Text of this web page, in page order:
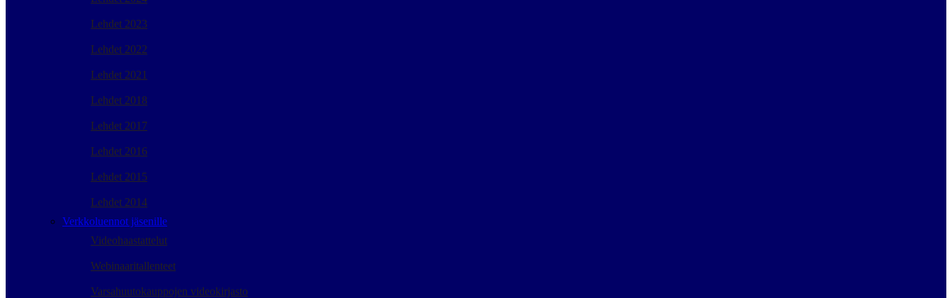
Lehdet 2023
Lehdet 2022
Lehdet 2021
Lehdet 2018
Lehdet 2017
Lehdet 2016
Lehdet 2015
Lehdet 2014
Verkkoluennot jäsenille
Videohaastattelut
Webinaaritallenteet
Varsahuutokauppojen videokirjasto